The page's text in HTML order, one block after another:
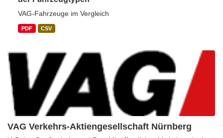
VAG Verkehrs-Aktiengesellschaft Nürnberg
VAG-Fahrzeuge im Vergleich
PDF CSV